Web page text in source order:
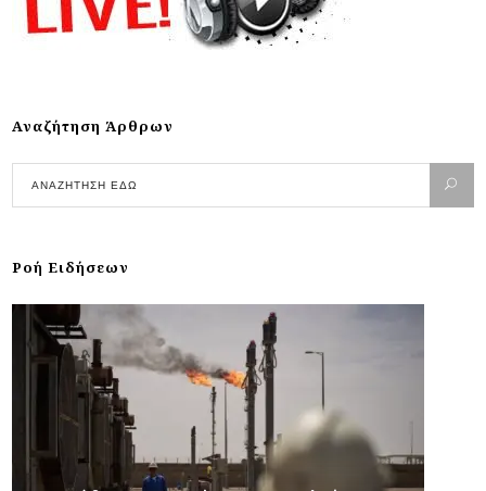
Αναζήτηση Άρθρων
Ροή Ειδήσεων